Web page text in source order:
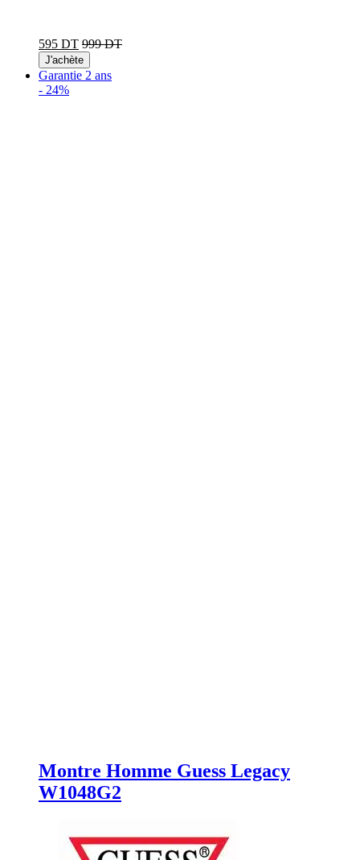
595 DT 999 DT
J'achète
Garantie 2 ans
- 24%
Montre Homme Guess Legacy
W1048G2